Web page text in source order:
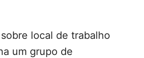
local de trabalho
um grupo de